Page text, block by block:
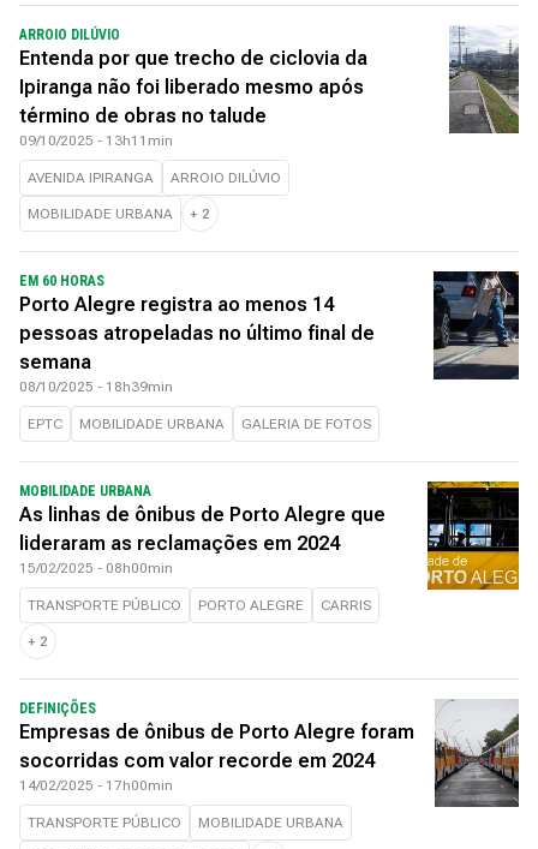
ARROIO DILÚVIO
Entenda por que trecho de ciclovia da
Ipiranga não foi liberado mesmo após
término de obras no talude
09/10/2025 - 13h11min
AVENIDA IPIRANGA ARROIO DILÚVIO
MOBILIDADE URBANA + 2
EM 60 HORAS
Porto Alegre registra ao menos 14
pessoas atropeladas no último final de
semana
08/10/2025 - 18h39min
EPTC MOBILIDADE URBANA GALERIA DE FOTOS
MOBILIDADE URBANA
As linhas de ônibus de Porto Alegre que
lideraram as reclamações em 2024
15/02/2025 - 08h00min
TRANSPORTE PÚBLICO PORTO ALEGRE CARRIS
+ 2
DEFINIÇÕES
Empresas de ônibus de Porto Alegre foram
socorridas com valor recorde em 2024
14/02/2025 - 17h00min
TRANSPORTE PÚBLICO MOBILIDADE URBANA